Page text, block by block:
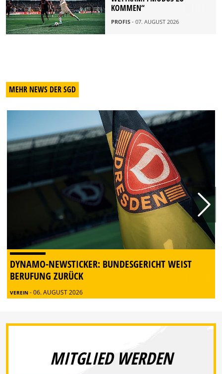
OMMEN“
PROFIS - 07. AUGUST 2026
MEHR NEWS DER SGD
DYNAMO-NEWSTICKER: BUNDESGERICHT WEIST
BERUFUNG ZURÜCK
VEREIN - 06. AUGUST 2026
MITGLIED WERDEN